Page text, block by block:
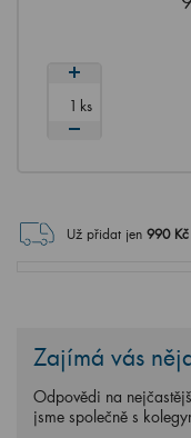
ks
Už přidat jen 990Kč
Zajímá vás
Odpovědi na
jsme společně s